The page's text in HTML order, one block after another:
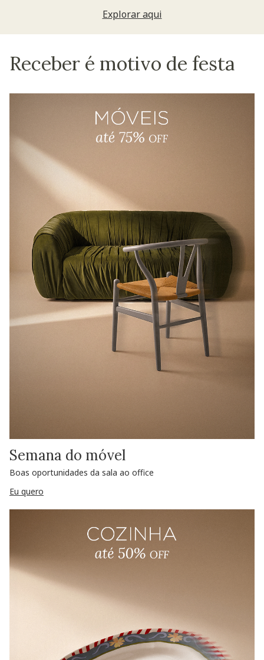
Explorar aqui
Receber é motivo de festa
Semana do móvel
Boas oportunidades da sala ao office
Eu quero